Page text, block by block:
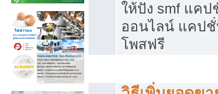
ให้ปัง smf แค
ออนไลน์ แคป
โพสฟรี